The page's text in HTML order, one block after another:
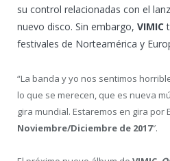
su control relacionadas con el
nuevo disco. Sin embargo, VIMIC
festivales de Norteamérica y
“La banda y yo nos sentimos
lo que se merecen, que es nueva
gira mundial. Estaremos en gira por
Noviembre/Diciembre de 2017″.